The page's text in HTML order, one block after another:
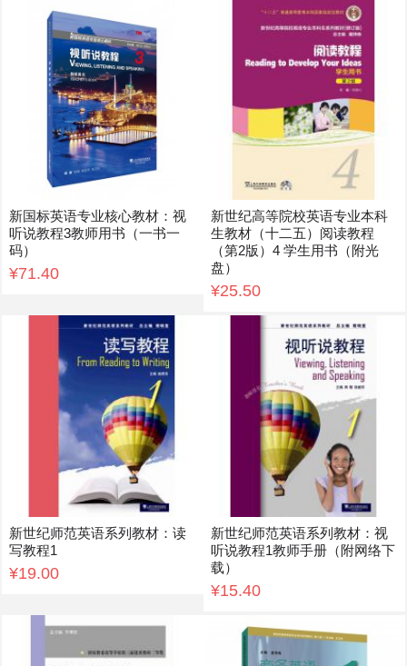
新国标英语专业核心教材：视
听说教程3教师用书（一书一
码）
¥71.40
新世纪高等院校英语专业本科
生教材（十二五）阅读教程
（第2版）4 学生用书（附光
盘）
¥25.50
新世纪师范英语系列教材：读
写教程1
¥19.00
新世纪师范英语系列教材：视
听说教程1教师手册（附网络下
载）
¥15.40